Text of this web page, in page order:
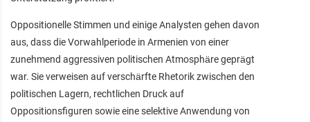
Oppositionelle Stimmen und einige Analysten gehen davon
aus, dass die Vorwahlperiode in Armenien von einer
zunehmend aggressiven politischen Atmosphäre geprägt
war. Sie verweisen auf verschärfte Rhetorik zwischen den
politischen Lagern, rechtlichen Druck auf
Oppositionsfiguren sowie eine selektive Anwendung von